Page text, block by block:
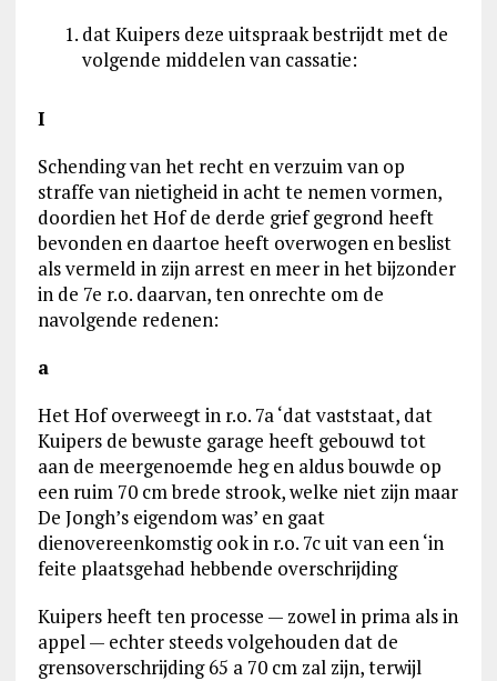
dat Kuipers deze uitspraak bestrijdt met de
volgende middelen van cassatie:
I
Schending van het recht en verzuim van op
straffe van nietigheid in acht te nemen vormen,
doordien het Hof de derde grief gegrond heeft
bevonden en daartoe heeft overwogen en beslist
als vermeld in zijn arrest en meer in het bijzonder
in de 7e r.o. daarvan, ten onrechte om de
navolgende redenen:
a
Het Hof overweegt in r.o. 7a ‘dat vaststaat, dat
Kuipers de bewuste garage heeft gebouwd tot
aan de meergenoemde heg en aldus bouwde op
een ruim 70 cm brede strook, welke niet zijn maar
De Jongh’s eigendom was’ en gaat
dienovereenkomstig ook in r.o. 7c uit van een ‘in
feite plaatsgehad hebbende overschrijding
Kuipers heeft ten processe — zowel in prima als in
appel — echter steeds volgehouden dat de
grensoverschrijding 65 a 70 cm zal zijn, terwijl